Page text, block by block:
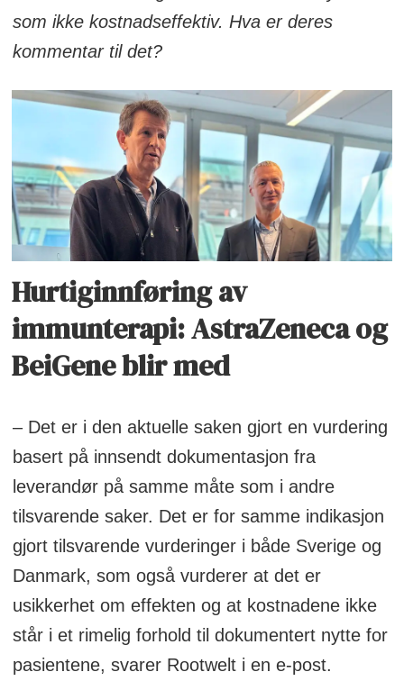
som ikke kostnadseffektiv. Hva er deres
kommentar til det?
Hurtiginnføring av
immunterapi: AstraZeneca og
BeiGene blir med
– Det er i den aktuelle saken gjort en vurdering
basert på innsendt dokumentasjon fra
leverandør på samme måte som i andre
tilsvarende saker. Det er for samme indikasjon
gjort tilsvarende vurderinger i både Sverige og
Danmark, som også vurderer at det er
usikkerhet om effekten og at kostnadene ikke
står i et rimelig forhold til dokumentert nytte for
pasientene, svarer Rootwelt i en e-post.